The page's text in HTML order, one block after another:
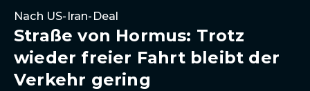
Nach US-Iran-Deal
Straße von Hormus: Trotz
wieder freier Fahrt bleibt der
Verkehr gering